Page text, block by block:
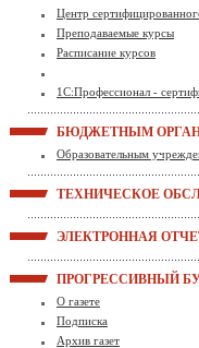
Центр
Преподаваемые курсы
Расписание курсов
1С:Профессионал -
БЮДЖЕТНЫМ
Образовательным
ТЕХНИЧЕСКОЕ
ЭЛЕКТРОННАЯ
ПРОГРЕССИВНЫЙ
О газете
Подписка
Архив газет